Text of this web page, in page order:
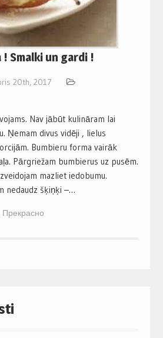
! Smalki un gardi !
20th, 2017
Nav jābūt kulināram lai
Ņemam divus vidēji , lielus
Bumbieru forma vairāk
Pārgriežam bumbierus uz pusēm.
mazliet iedobumu.
nedaudz šķiņķi –…
Прекрасно